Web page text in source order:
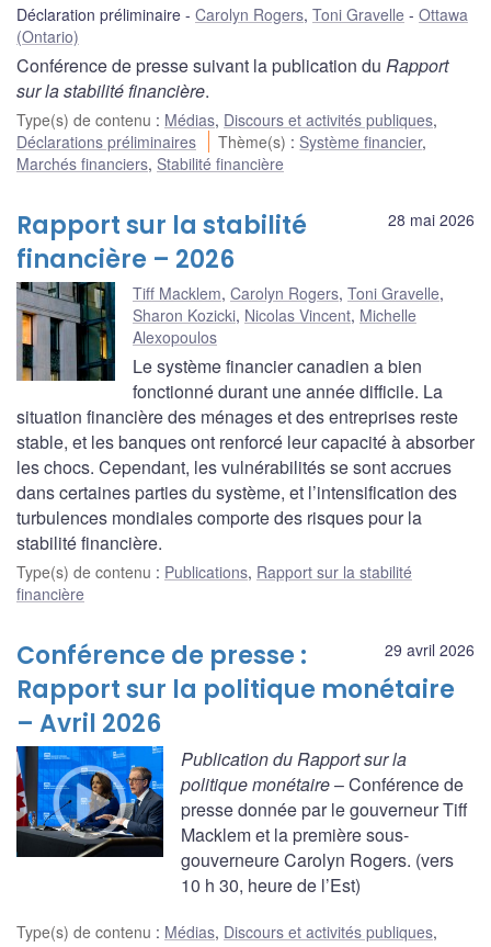
Déclaration préliminaire Carolyn Rogers, Toni Gravelle
Ottawa
(Ontario)
Conférence de presse suivant la publication du Rapport
sur la stabilité financière.
Type(s) de contenu : Médias, Discours et activités publiques,
Déclarations préliminaires
Thème(s) : Système financier,
Marchés financiers, Stabilité financière
28 mai 2026
Rapport sur la stabilité
financière – 2026
Tiff Macklem, Carolyn Rogers, Toni Gravelle,
Sharon Kozicki, Nicolas Vincent, Michelle
Alexopoulos
Le système financier canadien a bien
fonctionné durant une année difficile. La
situation financière des ménages et des entreprises reste
stable, et les banques ont renforcé leur capacité à absorber
les chocs. Cependant, les vulnérabilités se sont accrues
dans certaines parties du système, et l’intensification des
turbulences mondiales comporte des risques pour la
stabilité financière.
Type(s) de contenu : Publications, Rapport sur la stabilité
financière
29 avril 2026
Conférence de presse :
Rapport sur la politique monétaire
– Avril 2026
Publication du Rapport sur la
politique monétaire– Conférence de
presse donnée par le gouverneur Tiff
Macklem et la première sous-
gouverneure Carolyn Rogers. (vers
10 h 30, heure de l’Est)
Type(s) de contenu : Médias, Discours et activités publiques,